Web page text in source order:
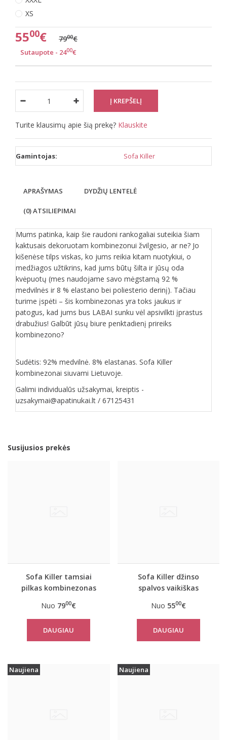
XS
5500€ 7900€
Sutaupote - 2400€
Turite klausimų apie šią prekę? Klauskite
Gamintojas: Sofa Killer
APRAŠYMAS DYDŽIŲ LENTELĖ
(0) ATSILIEPIMAI
Mums patinka, kaip šie raudoni rankogaliai suteikia šiam
kaktusais dekoruotam kombinezonui žvilgesio, ar ne? Jo
kišenėse tilps viskas, ko jums reikia kitam nuotykiui, o
medžiagos užtikrins, kad jums būtų šilta ir jūsų oda
kvėpuotų (mes naudojame savo mėgstamą 92 %
medvilnės ir 8 % elastano bei poliesterio derinį). Tačiau
turime įspėti – šis kombinezonas yra toks jaukus ir
patogus, kad jums bus LABAI sunku vėl apsivilkti įprastus
drabužius! Galbūt jūsų biure penktadienį prireiks
kombinezono?
Sudėtis: 92% medvilnė. 8% elastanas. Sofa Killer
kombinezonai siuvami Lietuvoje.
Galimi individualūs užsakymai, kreiptis -
uzsakymai@apatinukai.lt / 67125431
Susijusios prekės
Sofa Killer tamsiai
pilkas kombinezonas
Nuo 7900€
DAUGIAU
Sofa Killer džinso
spalvos vaikiškas
Nuo 5500€
DAUGIAU
Naujiena Naujiena